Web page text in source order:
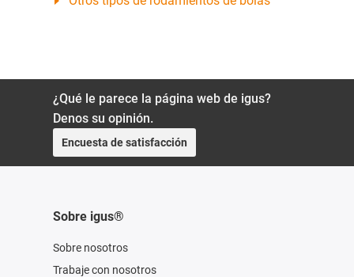
¿Qué le parece la página web de igus?
Denos su opinión.
Encuesta de satisfacción
Sobre igus®
Sobre nosotros
Trabaje con nosotros